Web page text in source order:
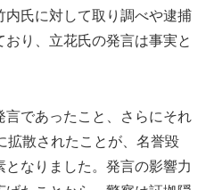
氏に対して取り調べや逮捕
り、立花氏の発言は事実と
であったこと、さらにそれ
拡散されたことが、名誉毀
なりました。発言の影響力